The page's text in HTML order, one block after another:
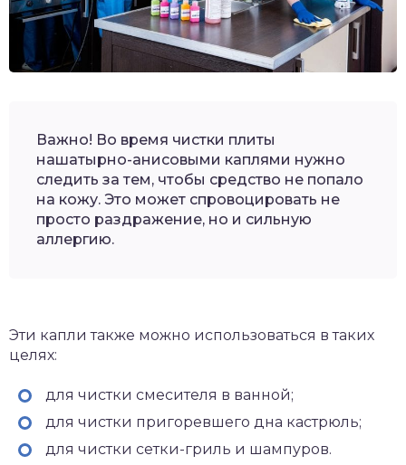
Важно! Во время чистки плиты
нашатырно-анисовыми каплями нужно
следить за тем, чтобы средство не попало
на кожу. Это может спровоцировать не
просто раздражение, но и сильную
аллергию.
Эти капли также можно использоваться в таких
целях:
для чистки смесителя в ванной;
для чистки пригоревшего дна кастрюль;
для чистки сетки-гриль и шампуров.